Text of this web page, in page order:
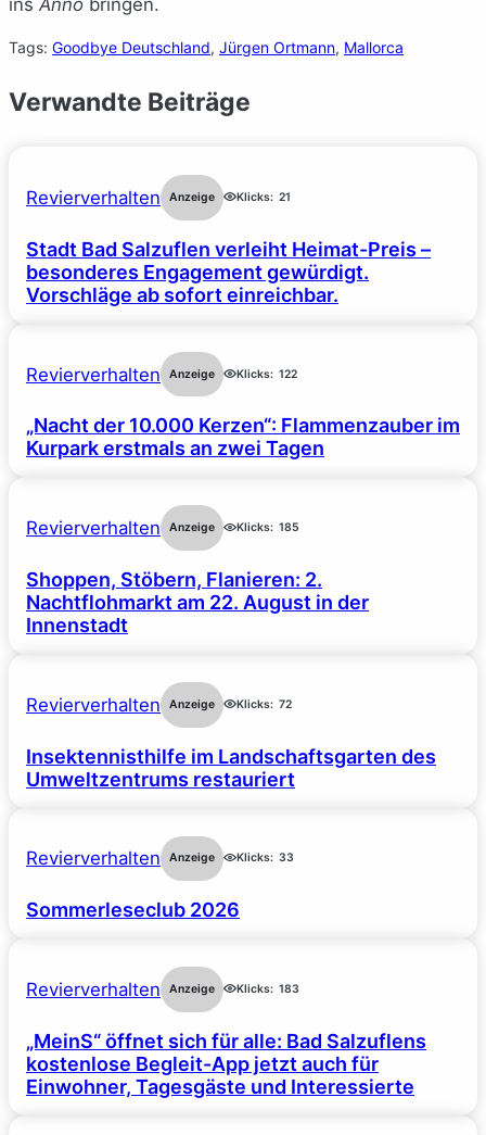
Tags: Goodbye Deutschland, Jürgen Ortmann, Mallorca
Verwandte Beiträge
Revierverhalten Anzeige Klicks: 21
Stadt Bad Salzuflen verleiht Heimat-Preis –
besonderes Engagement gewürdigt.
Vorschläge ab sofort einreichbar.
Revierverhalten Anzeige Klicks: 122
„Nacht der 10.000 Kerzen“: Flammenzauber im
Kurpark erstmals an zwei Tagen
Revierverhalten Anzeige Klicks: 185
Shoppen, Stöbern, Flanieren: 2.
Nachtflohmarkt am 22. August in der
Innenstadt
Revierverhalten Anzeige Klicks: 72
Insektennisthilfe im Landschaftsgarten des
Umweltzentrums restauriert
Revierverhalten Anzeige Klicks: 33
Sommerleseclub 2026
Revierverhalten Anzeige Klicks: 183
„MeinS“ öffnet sich für alle: Bad Salzuflens
kostenlose Begleit-App jetzt auch für
Einwohner, Tagesgäste und Interessierte